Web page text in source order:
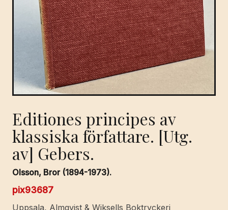
Editiones principes av
klassiska författare. [Utg.
av] Gebers.
Olsson, Bror (1894-1973).
pix93687
Uppsala, Almqvist & Wiksells Boktryckeri